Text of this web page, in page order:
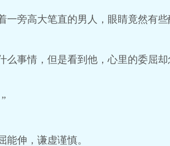
一旁高大笔直的男人，眼睛竟然有
么事情，但是看到他，心里的委屈
伸，谦虚谨慎。